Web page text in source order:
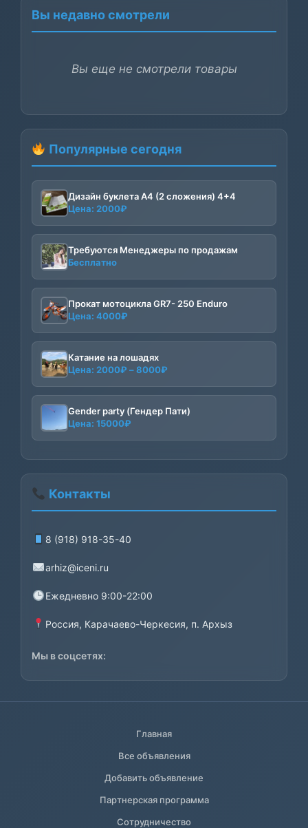
Вы недавно смотрели
Вы еще не смотрели товары
Популярные сегодня
Дизайн буклета А4 (2 сложения) 4+4
Цена: 2000₽
Требуются Менеджеры по продажам
Бесплатно
Прокат мотоцикла GR7- 250 Enduro
Цена: 4000₽
Катание на лошадях
Цена: 2000₽ –8000₽
2000₽
–
Gender party (Гендер Пати)
Цена: 15000₽
Контакты
8 (918) 918-35-40
arhiz@iceni.ru
Ежедневно 9:00-22:00
Россия, Карачаево-Черкесия, п. Архыз
Мы в соцсетях:
Главная
Все объявления
Добавить объявление
Партнерская программа
Сотрудничество